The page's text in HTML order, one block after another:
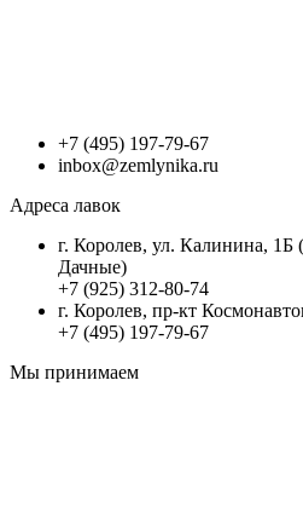
+7 (495) 197-79-67
inbox@zemlynika.ru
Адреса лавок
г. Королев, ул. Калинина,
Дачные)
+7 (925) 312-80-74
г. Королев, пр-кт
+7 (495) 197-79-67
Мы принимаем